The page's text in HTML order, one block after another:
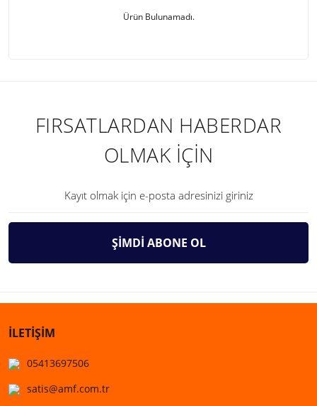
Ürün Bulunamadı.
FIRSATLARDAN HABERDAR
OLMAK İÇİN
ŞİMDİ ABONE OL
İLETİŞİM
05413697506
satis@amf.com.tr